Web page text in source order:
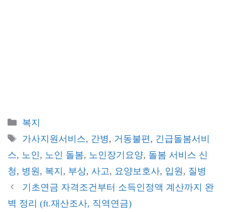
카
테
리
복지
태
그
가사지원서비스, 간병, 거동불편 , 긴급돌봄서비
스, 노인 , 노인 돌봄, 노인장기요양, 돌봄 서비스 신
청, 병원 , 복지 , 부상, 사고 , 요양보호사, 입원 , 질병
기초연금 자격조건부터 소득인정액 계산까지 완
벽 정리 (ft.재산조사, 직역연금)